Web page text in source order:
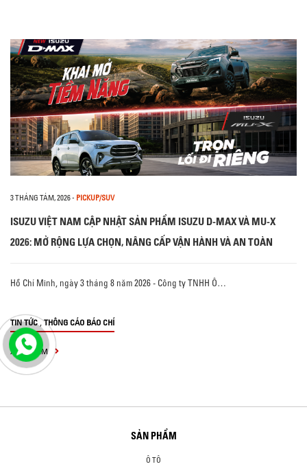
3 THÁNG TÁM, 2026- PICKUP/SUV
ISUZU VIỆT NAM CẬP NHẬT SẢN PHẨM ISUZU D-MAX VÀ MU-X
2026: MỞ RỘNG LỰA CHỌN, NÂNG CẤP VẬN HÀNH VÀ AN TOÀN
Hồ Chí Minh, ngày 3 tháng 8 năm 2026 - Công ty TNHH Ô…
TIN TỨC , THÔNG CÁO BÁO CHÍ
XEM THÊM
SẢN PHẨM
Ô TÔ